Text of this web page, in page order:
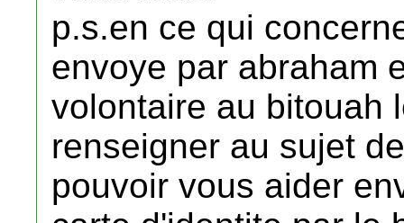
p.s.en ce qui
envoye par abraham
volontaire au bitouah
renseigner au sujet
pouvoir vous aider